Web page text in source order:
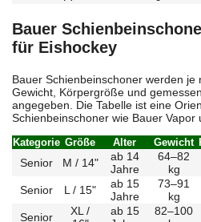
Bauer
für Eishockey
Bauer Schienbeinschoner werden je
Gewicht, Körpergröße und
angegeben. Die Tabelle ist eine
Schienbeinschoner wie Bauer Vapor
Kategorie Größe Alter Gewicht
Senior M / 14"
ab 14
Jahre
64–82
kg
Senior L / 15"
ab 15
Jahre
73–91
kg
Senior
XL /
ab 15
82–100